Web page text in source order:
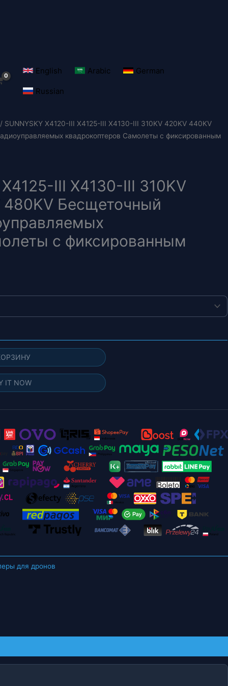
English Arabic German
Russian
/ SUNNYSKY X4120-III X4125-III X4130-III 310KV 420KV 440KV
квадрокоптеров Самолеты с фиксированным
III X4130-III 310KV
Бесщеточный
с фиксированным
IT NOW
для дронов